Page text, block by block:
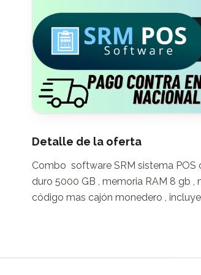
Detalle de la oferta
Combo  software SRM sistema
duro 5000 GB , memoria RAM 8 gb
código mas cajón monedero ,